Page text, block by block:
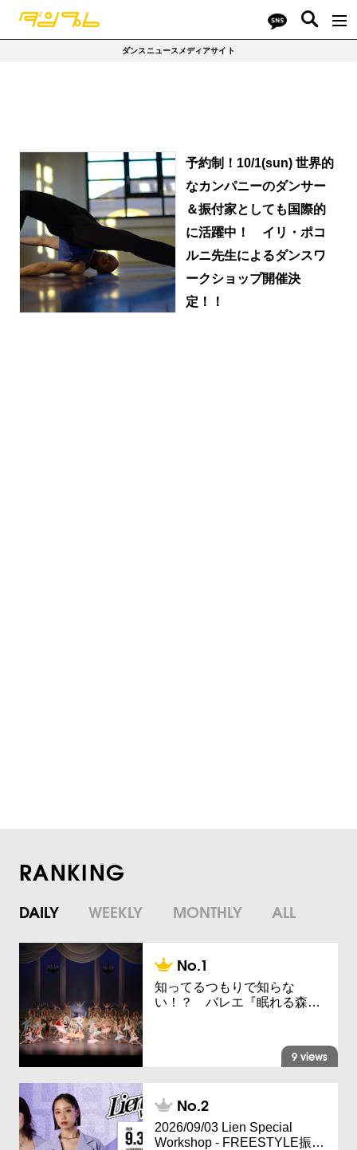
ダンスニュースメディアサイト
予約制！10/1(sun) 世界的
なカンパニーのダンサー
＆振付家としても国際的
に活躍中！ イリ・ポコ
ルニ先生によるダンスワ
ークショップ開催決
定！！
RANKING
DAILY WEEKLY MONTHLY ALL
知ってるつもりで知らな
い！？ バレエ『眠れる森…
9 views
2026/09/03 Lien Special
Workshop - FREESTYLE振…